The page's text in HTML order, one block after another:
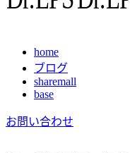
home
ブログ
sharemall
base
お問い合わせ